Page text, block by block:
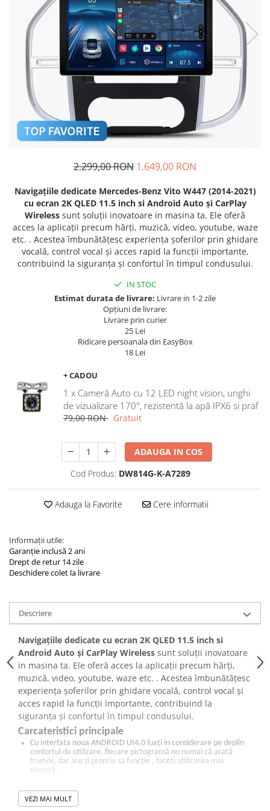
Navigatii Fiat
Navigatii Nissan
Navigatii Citroen
Navigatii Suzuki
Navigatii Mitsubishi
Navigatii Volvo
Navigatii KIA
Navigatii Renault
Navigatii Mazda
Navigatii Chevrolet
Navigatii Honda
Navigatii Jeep
Navigatii Porsche
Navigatii Iveco
2.299,00 RON 1.649,00 RON
Navigațiile dedicate Mercedes-Benz Vito W447 (2014-2021)
cu ecran 2K QLED 11.5 inch si Android Auto și CarPlay
Wireless sunt soluții inovatoare in masina ta. Ele oferă
acces la aplicații precum hărți, muzică, video, youtube, waze
etc. . Acestea îmbunătățesc experiența șoferilor prin ghidare
vocală, control vocal și acces rapid la funcții importante,
contribuind la siguranța și confortul în timpul condusului.
IN STOC
Estimat durata de livrare: Livrare in 1-2 zile
Opțiuni de livrare:
Livrare prin curier
25 Lei
Ridicare persoanala din EasyBox
18 Lei
+ CADOU
1 x Cameră Auto cu 12 LED night vision, unghi
de vizualizare 170°, rezistentă la apă IPX6 si praf
79,00 RON Gratuit
ADAUGA IN COS
Cod Produs: DW814G-K-A7289
Adauga la Favorite Cere informatii
Informații utile:
Garanție inclusă 2 ani
Drept de retur 14 zile
Deschidere colet la livrare
Descriere
Navigațiile dedicate cu ecran 2K QLED 11.5 inch si
Android Auto și CarPlay Wireless sunt soluții inovatoare
in masina ta. Ele oferă acces la aplicații precum hărți,
muzică, video, youtube, waze etc. . Acestea îmbunătățesc
experiența șoferilor prin ghidare vocală, control vocal și
acces rapid la funcții importante, contribuind la
siguranța și confortul în timpul condusului.
Carcateristici principale
Cu interfata noua ANDROID UI4.0 luați în considerare pe deplin
confortul de utilizare, fiecare pictogramă nu numai că arată
frumos, dar are și propria sa funcție , faceți utilizarea mai
placută.
intermediul canbus-ului (atunci cand exista comenzi volan),
volumul, preluare apel telefonic, schimbarea pieselor direct de pe
VEZI MAI MULT